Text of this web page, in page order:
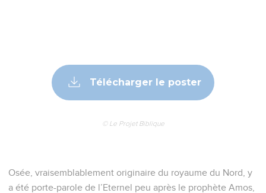
Télécharger le poster
© Le Projet Biblique
Osée, vraisemblablement originaire du royaume du Nord, y
a été porte-parole de l’Eternel peu après le prophète Amos,